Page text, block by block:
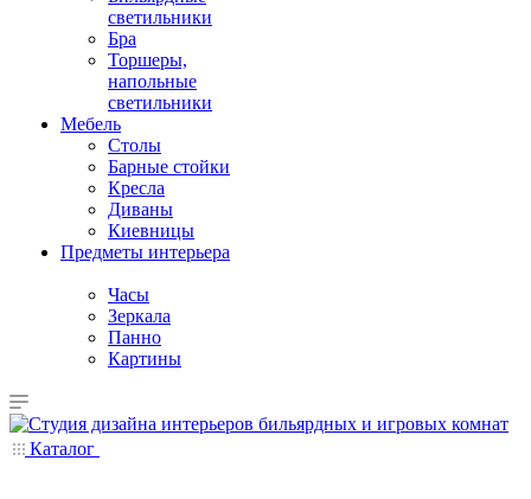
светильники
Бра
Торшеры,
напольные
светильники
Мебель
Столы
Барные стойки
Кресла
Диваны
Киевницы
Предметы интерьера
Часы
Зеркала
Панно
Картины
Каталог